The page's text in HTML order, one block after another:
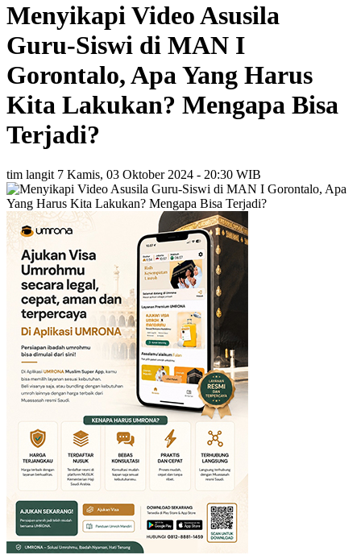
Menyikapi Video Asusila
Guru-Siswi di MAN I
Gorontalo, Apa Yang Harus
Kita Lakukan? Mengapa Bisa
Terjadi?
tim langit 7 Kamis, 03 Oktober 2024 - 20:30 WIB